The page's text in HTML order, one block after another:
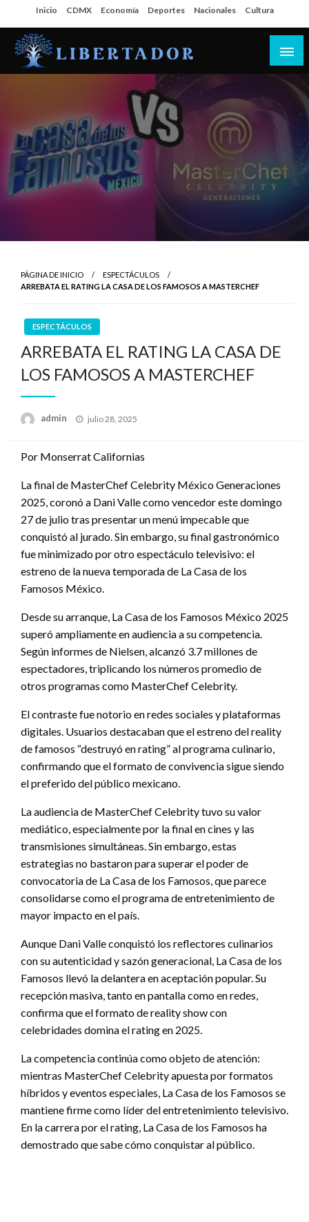
al
contenido
Inicio CDMX Economía Deportes Nacionales Cultura
PÁGINA DE INICIO
ESPECTÁCULOS
ARREBATA EL RATING LA CASA DE LOS FAMOSOS A MASTERCHEF
ESPECTÁCULOS
ARREBATA EL RATING LA CASA DE
LOS FAMOSOS A MASTERCHEF
admin
Publicado
julio 28, 2025
Por Monserrat Californias
La final de MasterChef Celebrity México Generaciones
2025, coronó a Dani Valle como vencedor este domingo
27 de julio tras presentar un menú impecable que
conquistó al jurado. Sin embargo, su final gastronómico
fue minimizado por otro espectáculo televisivo: el
estreno de la nueva temporada de La Casa de los
Famosos México.
Desde su arranque, La Casa de los Famosos México 2025
superó ampliamente en audiencia a su competencia.
Según informes de Nielsen, alcanzó 3.7 millones de
espectadores, triplicando los números promedio de
otros programas como MasterChef Celebrity.
El contraste fue notorio en redes sociales y plataformas
digitales. Usuarios destacaban que el estreno del reality
de famosos “destruyó en rating” al programa culinario,
confirmando que el formato de convivencia sigue siendo
el preferido del público mexicano.
La audiencia de MasterChef Celebrity tuvo su valor
mediático, especialmente por la final en cines y las
transmisiones simultáneas. Sin embargo, estas
estrategias no bastaron para superar el poder de
convocatoria de La Casa de los Famosos, que parece
consolidarse como el programa de entretenimiento de
mayor impacto en el país.
Aunque Dani Valle conquistó los reflectores culinarios
con su autenticidad y sazón generacional, La Casa de los
Famosos llevó la delantera en aceptación popular. Su
recepción masiva, tanto en pantalla como en redes,
confirma que el formato de reality show con
celebridades domina el rating en 2025.
La competencia continúa como objeto de atención:
mientras MasterChef Celebrity apuesta por formatos
híbridos y eventos especiales, La Casa de los Famosos se
mantiene firme como líder del entretenimiento televisivo.
En la carrera por el rating, La Casa de los Famosos ha
demostrado que sabe cómo conquistar al público.